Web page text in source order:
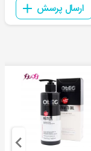
ارسال پرسش